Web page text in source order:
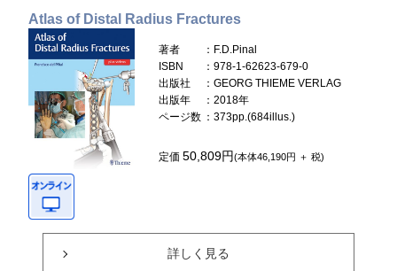
Atlas of Distal Radius Fractures
著者
：F.D.Pinal
ISBN
：978-1-62623-679-0
出版社
：GEORG THIEME VERLAG
出版年
：2018年
ページ数 ：373pp.(684illus.)
定価50,809円(本体46,190円 ＋ 税)
詳しく見る